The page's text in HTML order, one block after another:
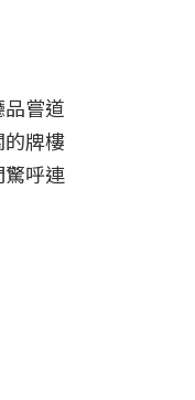
嘗道
牌樓
呼連